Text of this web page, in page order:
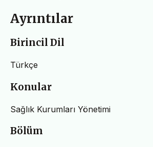
Ayrıntılar
Birincil Dil
Türkçe
Konular
Sağlık Kurumları Yönetimi
Bölüm